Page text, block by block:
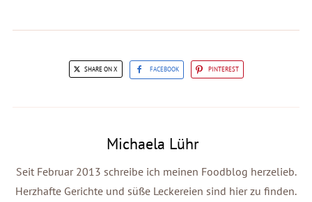
SHARE ON X FACEBOOK PINTEREST
Michaela Lühr
Seit Februar 2013 schreibe ich meinen Foodblog herzelieb.
Herzhafte Gerichte und süße Leckereien sind hier zu finden.